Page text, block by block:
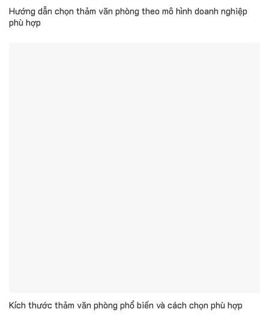
Hướng dẫn chọn thảm văn phòng theo mô hình doanh nghiệp
phù hợp
Kích thước thảm văn phòng phổ biến và cách chọn phù hợp